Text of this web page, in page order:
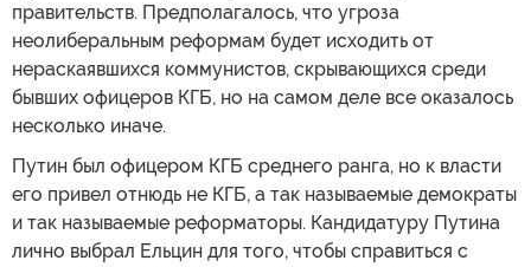
правительств. Предполагалось, что угроза
неолиберальным реформам будет исходить от
нераскаявшихся коммунистов, скрывающихся среди
бывших офицеров КГБ, но на самом деле все оказалось
несколько иначе.
Путин был офицером КГБ среднего ранга, но к власти
его привел отнюдь не КГБ, а так называемые демократы
и так называемые реформаторы. Кандидатуру Путина
лично выбрал Ельцин для того, чтобы справиться с